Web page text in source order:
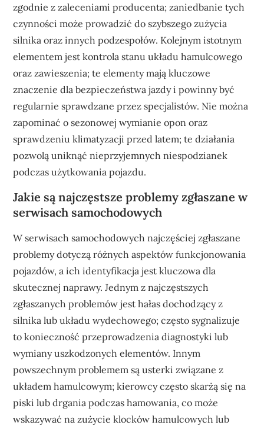
zgodnie z zaleceniami producenta; zaniedbanie tych
czynności może prowadzić do szybszego zużycia
silnika oraz innych podzespołów. Kolejnym istotnym
elementem jest kontrola stanu układu hamulcowego
oraz zawieszenia; te elementy mają kluczowe
znaczenie dla bezpieczeństwa jazdy i powinny być
regularnie sprawdzane przez specjalistów. Nie można
zapominać o sezonowej wymianie opon oraz
sprawdzeniu klimatyzacji przed latem; te działania
pozwolą uniknąć nieprzyjemnych niespodzianek
podczas użytkowania pojazdu.
Jakie są najczęstsze problemy zgłaszane w
serwisach samochodowych
W serwisach samochodowych najczęściej zgłaszane
problemy dotyczą różnych aspektów funkcjonowania
pojazdów, a ich identyfikacja jest kluczowa dla
skutecznej naprawy. Jednym z najczęstszych
zgłaszanych problemów jest hałas dochodzący z
silnika lub układu wydechowego; często sygnalizuje
to konieczność przeprowadzenia diagnostyki lub
wymiany uszkodzonych elementów. Innym
powszechnym problemem są usterki związane z
układem hamulcowym; kierowcy często skarżą się na
piski lub drgania podczas hamowania, co może
wskazywać na zużycie klocków hamulcowych lub